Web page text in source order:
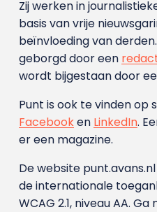
Zij werken in
basis van vrije
beïnvloeding van
geborgd door een
wordt bijgestaan door
Punt is ook te vinden op
Facebooken LinkedIn.
er een magazine.
De website
de internationale
WCAG 2.1, niveau AA. Ga